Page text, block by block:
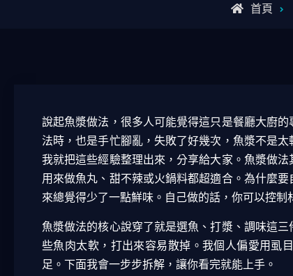
首頁
說起魚漿做法，很多人可能覺得這只是餐廳大廚
法時，也是手忙腳亂，失敗了好幾次，魚漿不是
我就把這些經驗整理出來，分享給大家。魚漿做
用來做魚丸、甜不辣或火鍋料都超適合。為什麼
來總覺得少了一點鮮味。自己做的話，你可以控制
魚漿做法的核心說穿了就是選魚、打漿、調味這
些魚肉太軟，打出來容易散掉。我個人偏愛用虱
足。下面我會一步步拆解，讓你看完就能上手。